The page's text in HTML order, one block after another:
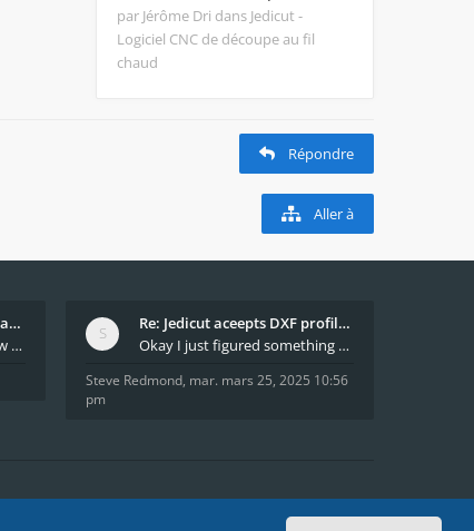
par Jérôme Dri dans Jedicut -
Logiciel CNC de découpe au fil
chaud
Répondre
Aller à
What decides which part of an airfoil is the extra
Hi All, does anyone know how Jedicut decides which
Re: Jedicut aceepts DXF profile, but It won't cut
Okay I just figured something out. The profile p
Steve Redmond, mar. mars 25, 2025 10:56
pm